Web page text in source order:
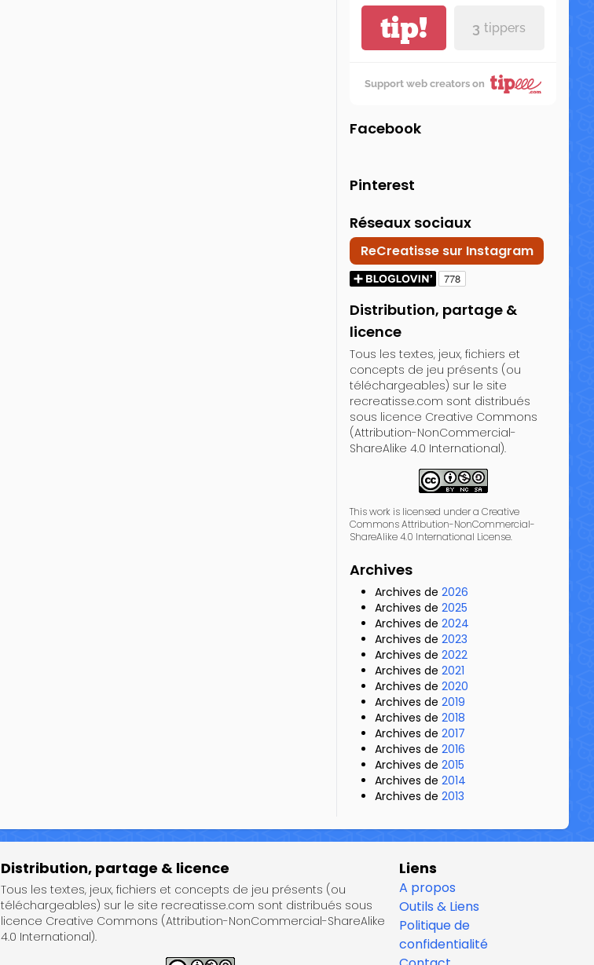
tip! 3 tippers
Support web creators on
Facebook
Pinterest
Réseaux sociaux
ReCreatisse sur Instagram
Distribution, partage &
licence
Tous les textes, jeux, fichiers et
concepts de jeu présents (ou
téléchargeables) sur le site
recreatisse.com sont distribués
sous licence Creative Commons
(Attribution-NonCommercial-
ShareAlike 4.0 International).
This work is licensed under a Creative
Commons Attribution-NonCommercial-
ShareAlike 4.0 International License.
Archives
Archives de 2026
Archives de 2025
Archives de 2024
Archives de 2023
Archives de 2022
Archives de 2021
Archives de 2020
Archives de 2019
Archives de 2018
Archives de 2017
Archives de 2016
Archives de 2015
Archives de 2014
Archives de 2013
Distribution, partage & licence
Tous les textes, jeux, fichiers et concepts de jeu présents (ou
téléchargeables) sur le site recreatisse.com sont distribués sous
licence Creative Commons (Attribution-NonCommercial-ShareAlike
4.0 International).
Liens
A propos
Outils & Liens
Politique de
confidentialité